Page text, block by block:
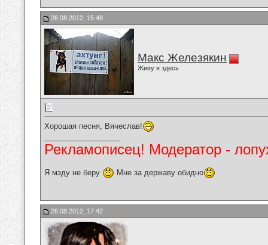
26.08.2012, 15:48
Макс Железякин
Живу я здесь
Хорошая песня, Вячеслав!
Рекламописец! Модератор -
Я мзду не беру Мне за державу обидно
26.08.2012, 17:42